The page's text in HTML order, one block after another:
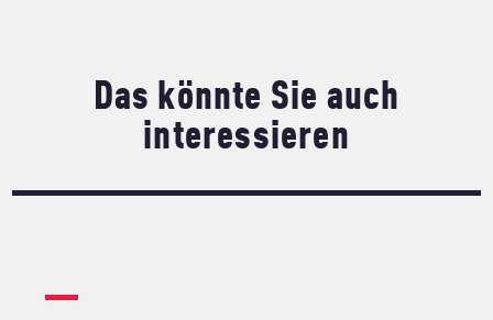
Das könnte Sie auch
interessieren